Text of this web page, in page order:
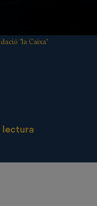
"la Caixa"
lectura